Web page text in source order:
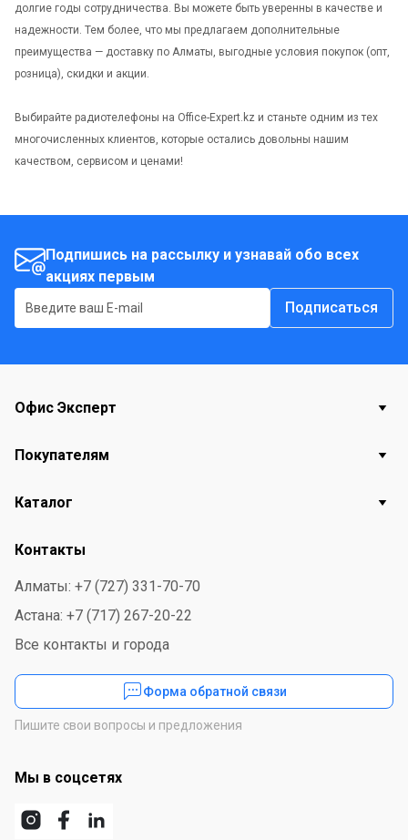
долгие годы сотрудничества. Вы можете быть уверенны в качестве и
надежности. Тем более, что мы предлагаем дополнительные
преимущества — доставку по Алматы, выгодные условия покупок (опт,
розница), скидки и акции.
Выбирайте радиотелефоны на Office-Expert.kz и станьте одним из тех
многочисленных клиентов, которые остались довольны нашим
качеством, сервисом и ценами!
Подпишись на рассылку и узнавай обо всех
акциях первым
Подписаться
Офис Эксперт
Покупателям
Каталог
Контакты
Алматы: +7 (727) 331-70-70
Астана: +7 (717) 267-20-22
Все контакты и города
Форма обратной связи
Пишите свои вопросы и предложения
Мы в соцсетях